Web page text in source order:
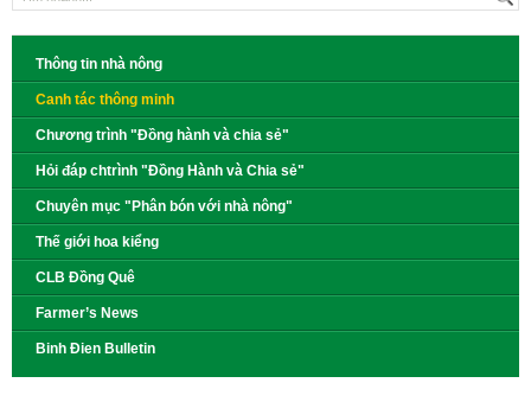
Thông tin nhà nông
Canh tác thông minh
Chương trình "Đồng hành và chia sẻ"
Hỏi đáp chtrình "Đồng Hành và Chia sẻ"
Chuyên mục "Phân bón với nhà nông"
Thế giới hoa kiểng
CLB Đồng Quê
Farmer’s News
Binh Đien Bulletin